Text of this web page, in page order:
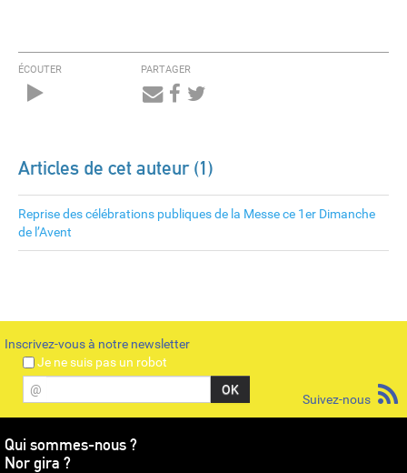
ÉCOUTER PARTAGER
Articles de cet auteur (1)
Reprise des célébrations publiques de la Messe ce 1er Dimanche
de l’Avent
Inscrivez-vous à notre newsletter
Je ne suis pas un robot
@
Suivez-nous
Qui sommes-nous ?
Nor gira ?